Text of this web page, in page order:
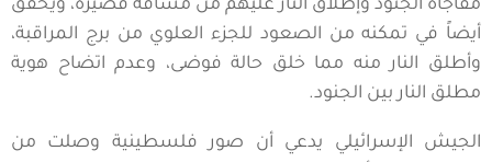
مفاجأة الجنود وإطلاق النار عليهم من مسافة قصيرة، ويحقق
أيضاً في تمكنه من الصعود للجزء العلوي من برج المراقبة،
وأطلق النار منه مما خلق حالة فوضى، وعدم اتضاح هوية
مطلق النار بين الجنود.
الجيش الإسرائيلي يدعي أن صور فلسطينية وصلت من